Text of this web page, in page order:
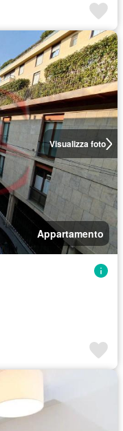
Visualizza foto
Appartamento